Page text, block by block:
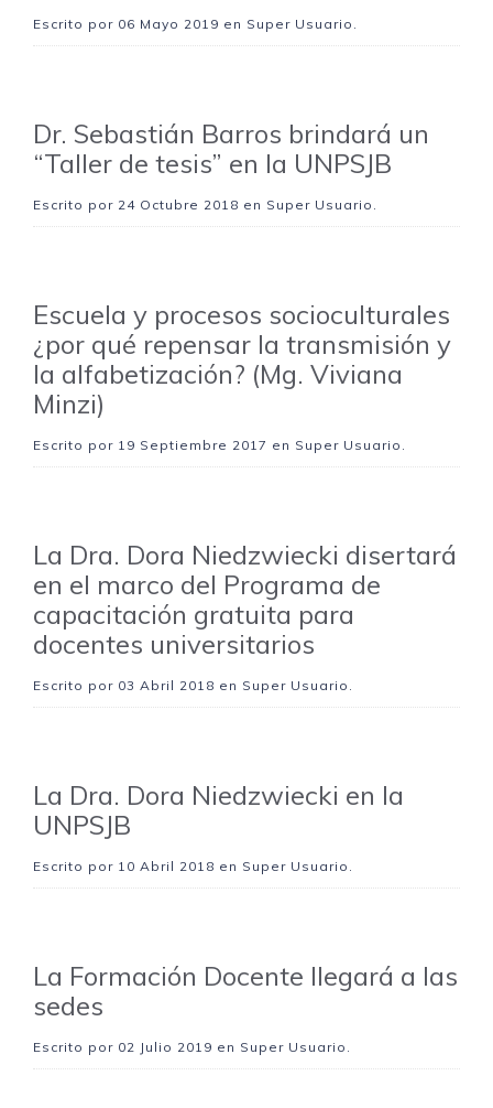
Escrito por 06 Mayo 2019 en Super Usuario.
Dr. Sebastián Barros brindará un
“Taller de tesis” en la UNPSJB
Escrito por 24 Octubre 2018 en Super Usuario.
Escuela y procesos socioculturales
¿por qué repensar la transmisión y
la alfabetización? (Mg. Viviana
Minzi)
Escrito por 19 Septiembre 2017 en Super Usuario.
La Dra. Dora Niedzwiecki disertará
en el marco del Programa de
capacitación gratuita para
docentes universitarios
Escrito por 03 Abril 2018 en Super Usuario.
La Dra. Dora Niedzwiecki en la
UNPSJB
Escrito por 10 Abril 2018 en Super Usuario.
La Formación Docente llegará a las
sedes
Escrito por 02 Julio 2019 en Super Usuario.